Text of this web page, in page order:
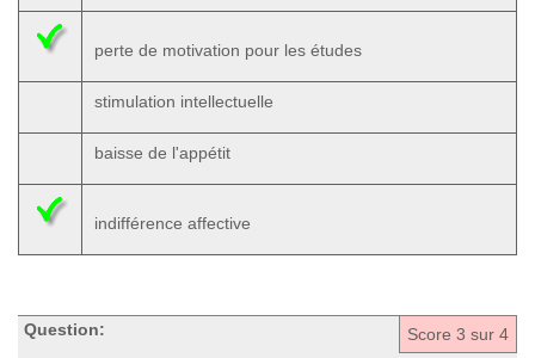
perte de motivation pour les études
stimulation intellectuelle
baisse de l'appétit
indifférence affective
Score 3 sur 4
Question: